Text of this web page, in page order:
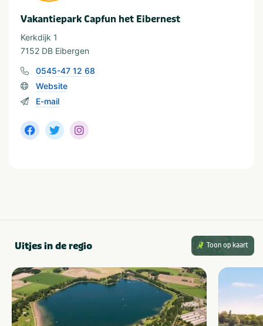
Geschikt voor
Geschikt voor kinderen
leeftijden
Huisdiervriendelijk
Vakantiepark Capfun het Eibernest
Kerkdijk 1
7152 DB Eibergen
0545-47 12 68
Website
E-mail
Uitjes in de regio Toon op kaart